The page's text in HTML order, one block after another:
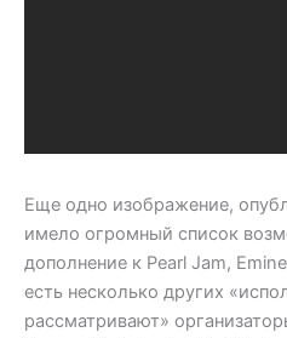
Еще одно изображение,
имело огромный список
дополнение к Pearl Jam,
есть несколько других
рассматривают»